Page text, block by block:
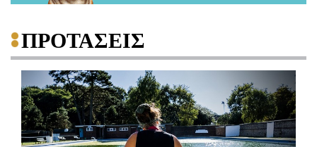
ΠΡΟΤΑΣΕΙΣ